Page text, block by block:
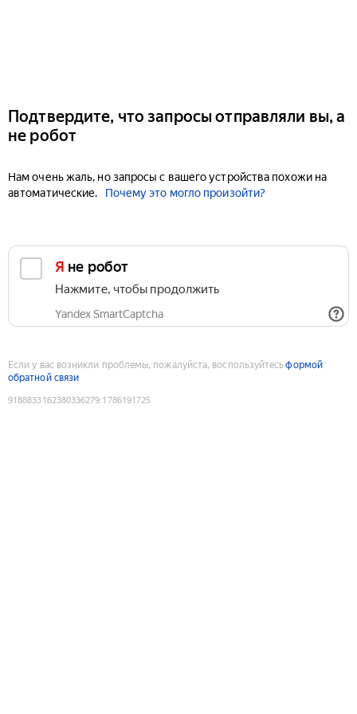
Подтвердите, что запросы отправляли вы, а
не робот
Нам очень жаль, но запросы с вашего устройства похожи на
автоматические.
Почему это могло произойти?
Я не робот
Нажмите, чтобы продолжить
Yandex SmartCaptcha
Если у вас возникли проблемы, пожалуйста, воспользуйтесьформой
обратной связи
9188833162380336279:1786191725